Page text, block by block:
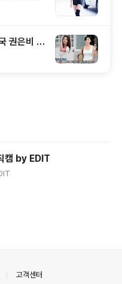
권은비 &
캠 by EDIT
고객센터